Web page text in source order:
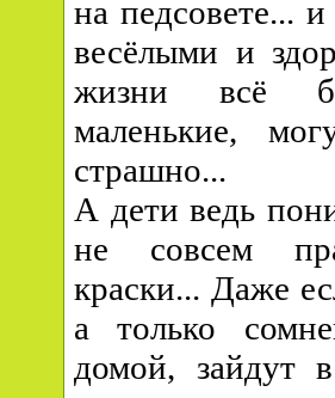
на педсовете...
весёлыми и
жизни всё
маленькие,
страшно...
А дети ведь
не совсем
краски... Даже
а только
домой, зайдут